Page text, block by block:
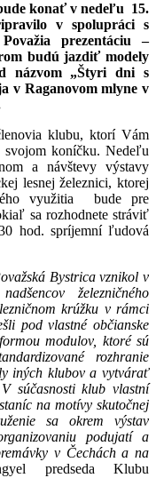
konať v nedeľu 15.
v spolupráci s
prezentáciu –
budú jazdiť modely
názvom „Štyri dni s
v Raganovom mlyne v
klubu, ktorí Vám
koníčku. Nedeľu
a návštevy výstavy
lesnej železnici, ktorej
využitia bude pre
sa rozhodnete stráviť
hod. spríjemní ľudová
Bystrica vznikol v
železničného
krúžku v rámci
pod vlastné občianske
modulov, ktoré sú
rozhranie
iných klubov a vytvárať
súčasnosti klub vlastní
na motívy skutočnej
sa okrem výstav
podujatí a
v Čechách a na
predseda Klubu